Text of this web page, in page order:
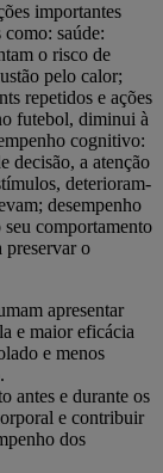
importantes
como: saúde:
o risco de
pelo calor;
repetidos e ações
futebol, diminui à
cognitivo:
decisão, a atenção
deterioram-
desempenho
comportamento
preservar o
apresentar
e maior eficácia
e menos
antes e durante os
e contribuir
dos